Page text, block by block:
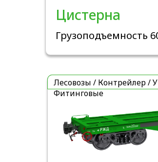
Цистерна
Грузоподъемность
Лесовозы / Контрейлер /
Фитинговые